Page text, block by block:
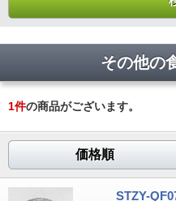
その他の
1件の商品がございます。
価格順
STZY-